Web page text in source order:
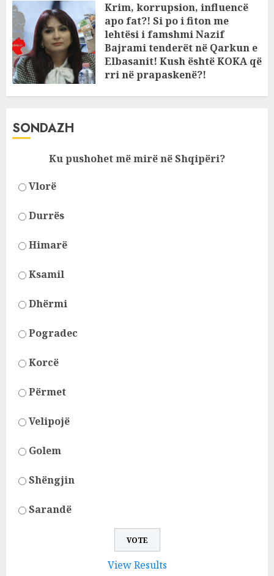
Krim, korrupsion, influencë
apo fat?! Si po i fiton me
lehtësi i famshmi Nazif
Bajrami tenderët në Qarkun e
Elbasanit! Kush është KOKA që
rri në prapaskenë?!
SONDAZH
Ku pushohet më mirë në Shqipëri?
Vlorë
Durrës
Himarë
Ksamil
Dhërmi
Pogradec
Korcë
Përmet
Velipojë
Golem
Shëngjin
Sarandë
View Results